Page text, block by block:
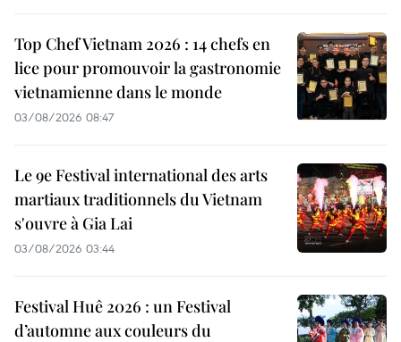
Top Chef Vietnam 2026 : 14 chefs en
lice pour promouvoir la gastronomie
vietnamienne dans le monde
03/08/2026 08:47
Le 9e Festival international des arts
martiaux traditionnels du Vietnam
s'ouvre à Gia Lai
03/08/2026 03:44
Festival Huê 2026 : un Festival
d’automne aux couleurs du